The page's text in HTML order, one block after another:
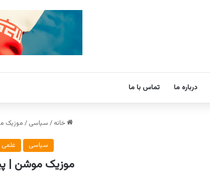
درباره ما تماس با ما
خانه / سیاسی /موزیک
سیاسی
موزیک موشن |